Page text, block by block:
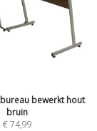
bewerkt hout
bruin
€74,99